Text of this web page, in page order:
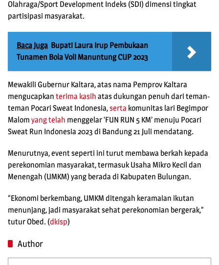
Olahraga/Sport Development Indeks (SDI) dimensi tingkat
partisipasi masyarakat.
Baca Juga Bupati Laura Irup Pembukaan
Tunamen Bola Voli Manuntung CUP 2023
Mewakili Gubernur Kaltara, atas nama Pemprov Kaltara
mengucapkan terima kasih atas dukungan penuh dari teman-
teman Pocari Sweat Indonesia,serta komunitas lari Begimpor
Malom yang telah menggelar ‘FUN RUN 5 KM’ menuju Pocari
Sweat Run Indonesia 2023 di Bandung 21 Juli mendatang.
Menurutnya, event seperti ini turut membawa berkah kepada
perekonomian masyarakat, termasuk Usaha Mikro Kecil dan
Menengah (UMKM) yang berada di Kabupaten Bulungan.
“Ekonomi berkembang, UMKM ditengah keramaian ikutan
menunjang, jadi masyarakat sehat perekonomian bergerak,”
tutur Obed. (dkisp)
Author